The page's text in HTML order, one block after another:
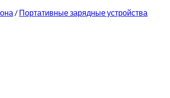
/ Портативные зарядные устройства